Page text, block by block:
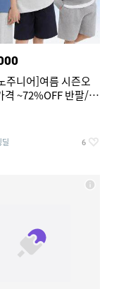
주니어]여름 시즌오
격 ~72%OFF 반팔/반
6